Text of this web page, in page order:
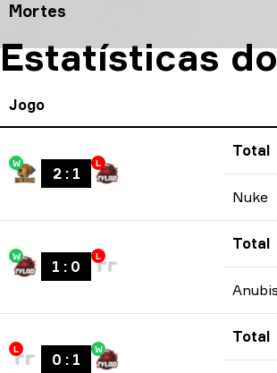
Mortes
Estatísticas
Jogo
W
2: 1
L
Total
Nuke
W
1 : 0
L
Total
Anubis
L
0 : 1
W
Total